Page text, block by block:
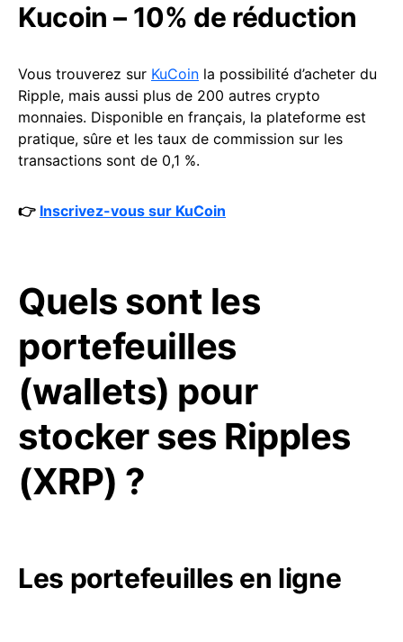
Kucoin – 10% de réduction
Vous trouverez sur KuCoin la possibilité d’acheter du
Ripple, mais aussi plus de 200 autres crypto
monnaies. Disponible en français, la plateforme est
pratique, sûre et les taux de commission sur les
transactions sont de 0,1 %.
👉 Inscrivez-vous sur KuCoin
Quels sont les
portefeuilles
(wallets) pour
stocker ses Ripples
(XRP) ?
Les portefeuilles en ligne